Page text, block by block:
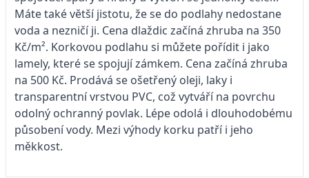
Máte také větší jistotu, že se do podlahy nedostane
voda a nezničí ji. Cena dlaždic začíná zhruba na 350
Kč/m². Korkovou podlahu si můžete pořídit i jako
lamely, které se spojují zámkem. Cena začíná zhruba
na 500 Kč. Prodává se ošetřený oleji, laky i
transparentní vrstvou PVC, což vytváří na povrchu
odolný ochranný povlak. Lépe odolá i dlouhodobému
působení vody. Mezi výhody korku patří i jeho
měkkost.